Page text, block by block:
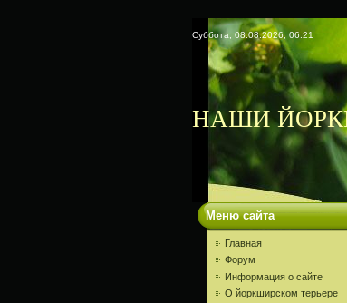
Суббота, 08.08.2026, 06:21
НАШИ
Меню сайта
Главная
Форум
Информация о сайте
О йоркширском терьере